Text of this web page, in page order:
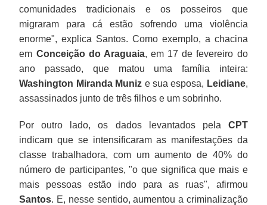
comunidades tradicionais e os posseiros que
migraram para cá estão sofrendo uma violência
enorme", explica Santos. Como exemplo, a chacina
em Conceição do Araguaia, em 17 de fevereiro do
ano passado, que matou uma família inteira:
Washington Miranda Muniz e sua esposa, Leidiane,
assassinados junto de três filhos e um sobrinho.
Por outro lado, os dados levantados pela CPT
indicam que se intensificaram as manifestações da
classe trabalhadora, com um aumento de 40% do
número de participantes, "o que significa que mais e
mais pessoas estão indo para as ruas", afirmou
Santos. E, nesse sentido, aumentou a criminalização